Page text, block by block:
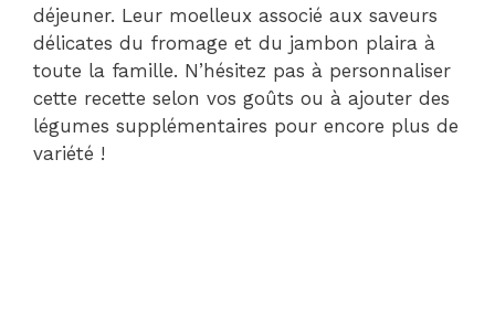
déjeuner. Leur moelleux associé aux saveurs
délicates du fromage et du jambon plaira à
toute la famille. N’hésitez pas à personnaliser
cette recette selon vos goûts ou à ajouter des
légumes supplémentaires pour encore plus de
variété !